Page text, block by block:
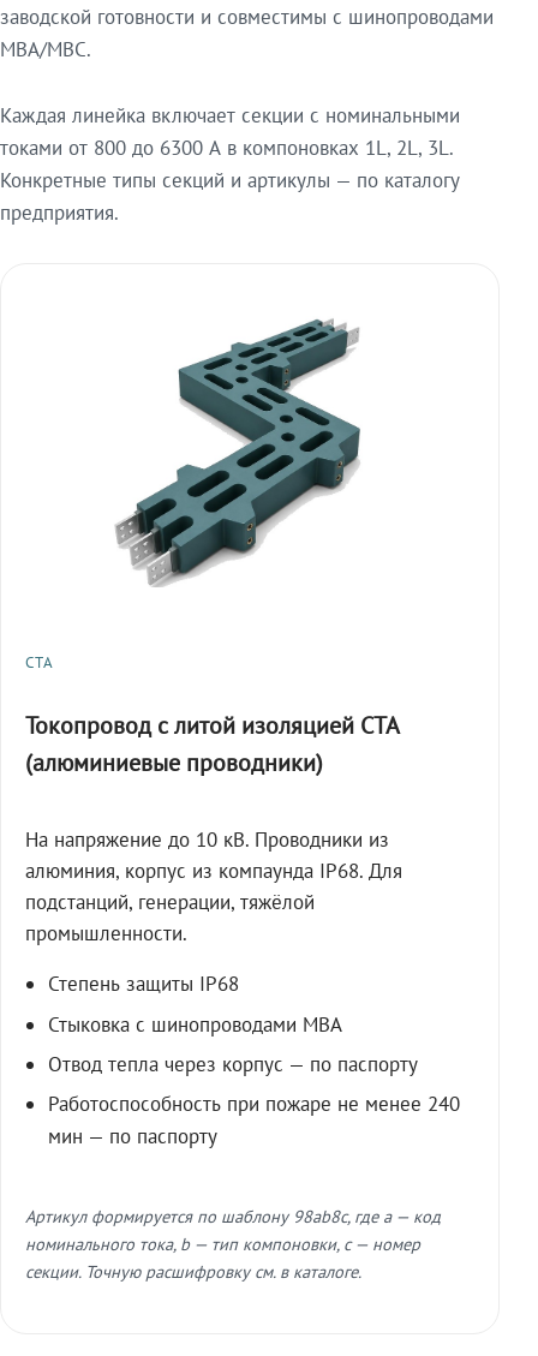
заводской готовности и совместимы с шинопроводами
МВА/МВС.
Каждая линейка включает секции с номинальными
токами от 800 до 6300 А в компоновках 1L, 2L, 3L.
Конкретные типы секций и артикулы — по каталогу
предприятия.
СТА
Токопровод с литой изоляцией СТА
(алюминиевые проводники)
На напряжение до 10 кВ. Проводники из
алюминия, корпус из компаунда IP68. Для
подстанций, генерации, тяжёлой
промышленности.
Степень защиты IP68
Стыковка с шинопроводами МВА
Отвод тепла через корпус — по паспорту
Работоспособность при пожаре не менее 240
мин — по паспорту
Артикул формируется по шаблону 98ab8c, где a — код
номинального тока, b — тип компоновки, c — номер
секции. Точную расшифровку см. в каталоге.